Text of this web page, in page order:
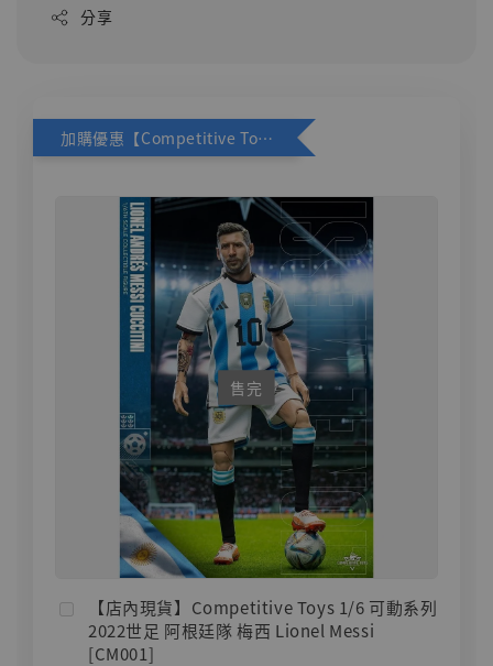
分享
加購優惠【Competitive Toys 梅西 [CM001]】
售完
【店內現貨】Competitive Toys 1/6 可動系列
2022世足 阿根廷隊 梅西 Lionel Messi
[CM001]